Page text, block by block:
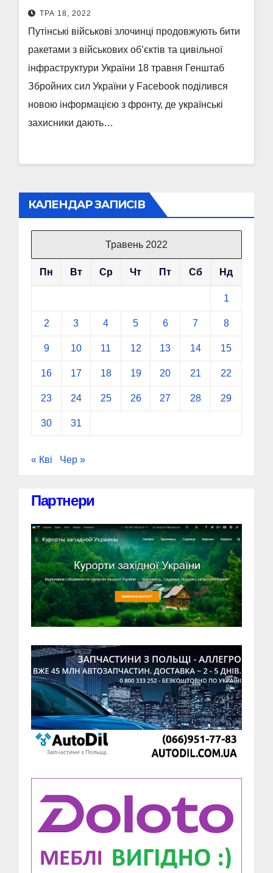
ТРА 18, 2022
Путінські військові злочинці продовжують бити
ракетами з військових об’єктів та цивільної
інфраструктури України 18 травня Генштаб
Збройних сил України у Facebook поділився
новою інформацією з фронту, де українські
захисники дають…
КАЛЕНДАР ЗАПИСІВ
Травень 2022
Пн Вт Ср Чт Пт Сб Нд
1
2 3 4 5 6 7 8
9 10 11 12 13 14 15
16 17 18 19 20 21 22
23 24 25 26 27 28 29
30 31
« Кві Чер »
Партнери